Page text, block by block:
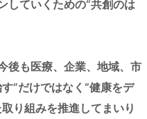
していくための“共創のは
後も医療、企業、地域、市
”だけではなく“健康をデ
り組みを推進してまいり